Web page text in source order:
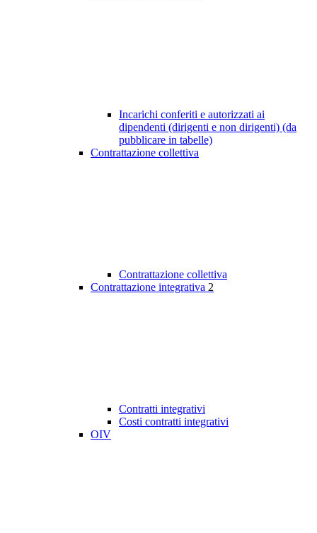
Incarichi conferiti e autorizzati ai
dipendenti (dirigenti e non dirigenti) (da
pubblicare in tabelle)
Contrattazione collettiva
Contrattazione collettiva
Contrattazione integrativa 2
Contratti integrativi
Costi contratti integrativi
OIV